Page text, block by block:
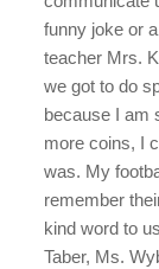
funny joke or
teacher Mrs.
we got to do
because I am
more coins, I
was. My
remember
kind word to
Taber, Ms.